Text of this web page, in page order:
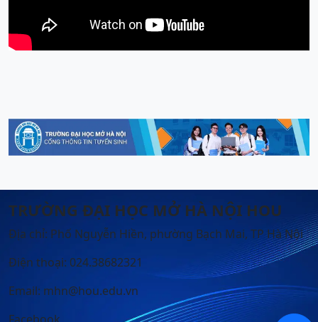
TRƯỜNG ĐẠI HỌC MỞ HÀ NỘI HOU
Địa chỉ: Phố Nguyễn Hiền, phường Bạch Mai, TP Hà Nội
Điện thoại: 024.38682321
Email: mhn@hou.edu.vn